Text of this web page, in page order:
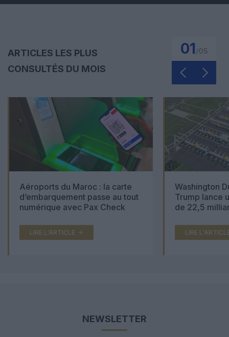
ARTICLES LES PLUS
CONSULTÉS DU MOIS
01
Aéroports du Maroc : la carte
d’embarquement passe au tout
numérique avec Pax Check
LIRE L'ARTICLE
Washington
Trump lance
de 22,5
LIRE
NEWSLETTER